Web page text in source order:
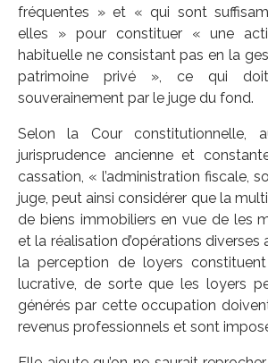
fréquentes » et « qui sont
elles » pour constituer « une
habituelle ne consistant pas en la
patrimoine privé », ce qui
souverainement par le juge du fond.
Selon la Cour constitutionnelle,
jurisprudence ancienne et
cassation, « l’administration fiscale,
juge, peut ainsi considérer que la
de biens immobiliers en vue de les
et la réalisation d’opérations
la perception de loyers
lucrative, de sorte que les loyers
générés par cette occupation
revenus professionnels et sont